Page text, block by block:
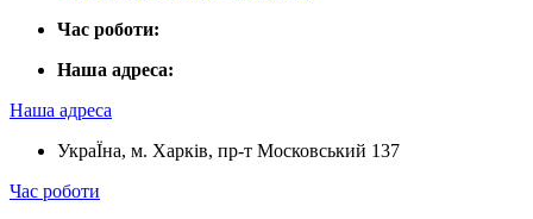
Час роботи:
Наша адреса:
Наша адреса
УкраЇна, м. Харків, пр-т Московський 137
Час роботи